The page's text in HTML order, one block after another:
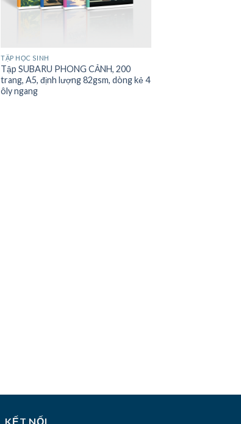
TẬP HỌC SINH
Tập SUBARU PHONG CẢNH, 200
trang, A5, định lượng 82gsm, dòng kẻ 4
ôly ngang
KẾT NỐI